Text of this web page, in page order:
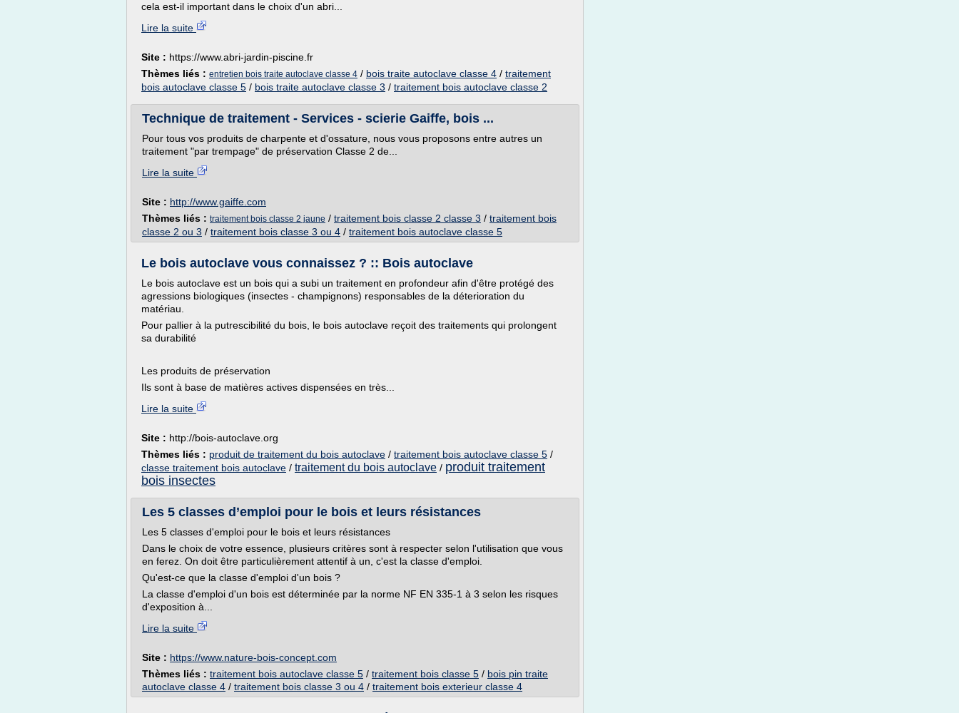
cela est-il important dans le choix d'un abri...
Lire la suite
Site : https://www.abri-jardin-piscine.fr
Thèmes liés : entretien bois traite autoclave classe 4 / bois traite autoclave classe 4 / traitement
bois autoclave classe 5 / bois traite autoclave classe 3 / traitement bois autoclave classe 2
Technique de traitement - Services - scierie Gaiffe, bois ...
Pour tous vos produits de charpente et d'ossature, nous vous proposons entre autres un
traitement "par trempage" de préservation Classe 2 de...
Lire la suite
Site : http://www.gaiffe.com
Thèmes liés : traitement bois classe 2 jaune / traitement bois classe 2 classe 3 / traitement bois
classe 2 ou 3 / traitement bois classe 3 ou 4 / traitement bois autoclave classe 5
Le bois autoclave vous connaissez ? :: Bois autoclave
Le bois autoclave est un bois qui a subi un traitement en profondeur afin d'être protégé des
agressions biologiques (insectes - champignons) responsables de la déterioration du
matériau.
Pour pallier à la putrescibilité du bois, le bois autoclave reçoit des traitements qui prolongent
sa durabilité
Les produits de préservation
Ils sont à base de matières actives dispensées en très...
Lire la suite
Site : http://bois-autoclave.org
Thèmes liés : produit de traitement du bois autoclave / traitement bois autoclave classe 5 /
classe traitement bois autoclave / traitement du bois autoclave / produit traitement
bois insectes
Les 5 classes d’emploi pour le bois et leurs résistances
Les 5 classes d'emploi pour le bois et leurs résistances
Dans le choix de votre essence, plusieurs critères sont à respecter selon l'utilisation que vous
en ferez. On doit être particulièrement attentif à un, c'est la classe d'emploi.
Qu'est-ce que la classe d'emploi d'un bois ?
La classe d'emploi d'un bois est déterminée par la norme NF EN 335-1 à 3 selon les risques
d'exposition à...
Lire la suite
Site : https://www.nature-bois-concept.com
Thèmes liés : traitement bois autoclave classe 5 / traitement bois classe 5 / bois pin traite
autoclave classe 4 / traitement bois classe 3 ou 4 / traitement bois exterieur classe 4